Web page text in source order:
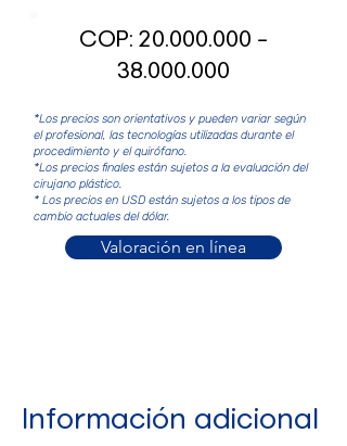
COP: 20.000.000 –
38.000.000
*Los precios son orientativos y pueden variar según
el profesional, las tecnologías utilizadas durante el
procedimiento y el quirófano.
*Los precios finales están sujetos a la evaluación del
cirujano plástico.
* Los precios en USD están sujetos a los tipos de
cambio actuales del dólar.
Valoración en línea
Información adicional